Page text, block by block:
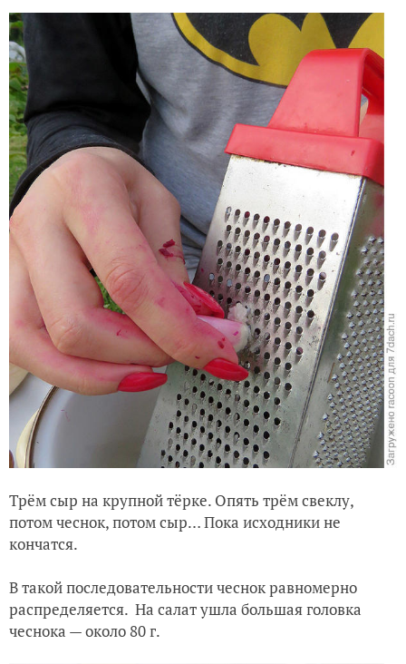
Трём сыр на крупной тёрке. Опять трём свеклу,
потом чеснок, потом сыр… Пока исходники не
кончатся.
В такой последовательности чеснок равномерно
распределяется. На салат ушла большая головка
чеснока — около 80 г.